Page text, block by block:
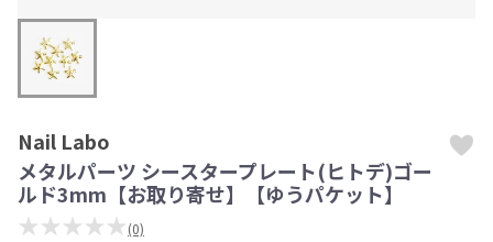
Nail Labo
メタルパーツ シースタープレート(ヒトデ)ゴー
ルド3mm【お取り寄せ】【ゆうパケット】
★★★★★ (0)